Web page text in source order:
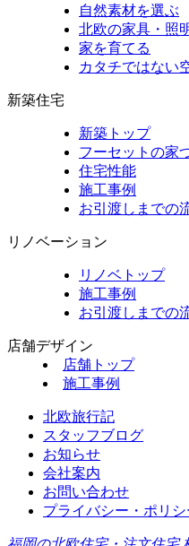
自然素材を選ぶ
北欧の家具・照
家を育てる
カタチではない
新築住宅
新築トップ
フーセットの家
住宅性能
施工事例
お引渡しまでの
リノベーション
リノベトップ
施工事例
お引渡しまでの
店舗デザイン
店舗トップ
施工事例
北欧旅行記
スタッフブログ
お知らせ
会社案内
お問い合わせ
プライバシー・ポリシ